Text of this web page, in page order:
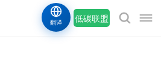
低碳联盟
翻译